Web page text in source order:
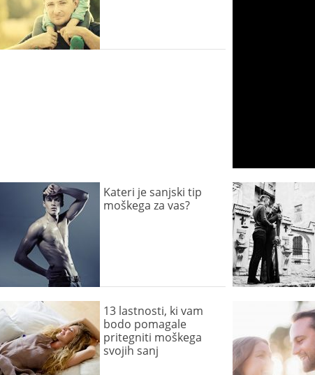
Kateri je sanjski tip
moškega za vas?
13 lastnosti, ki vam
bodo pomagale
pritegniti moškega
svojih sanj